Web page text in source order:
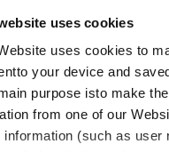
uses cookies
uses cookies to
your device and
purpose isto make
from one of our
information (such as user
l’autotutela sostitutiva,
degli accertamenti.
impugnato,
bancarie, è stato
avente ad
erariale, senza che